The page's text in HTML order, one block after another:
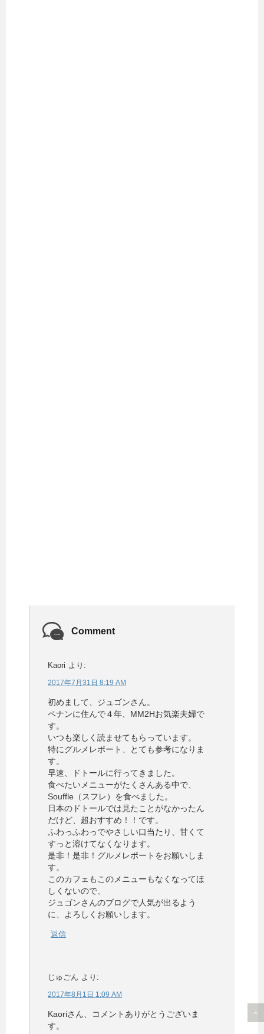
Comment
Kaori より:
2017年7月31日 8:19 AM
初めまして、ジュゴンさん。
ペナンに住んで４年、MM2Hお気楽夫婦で
す。
いつも楽しく読ませてもらっています。
特にグルメレポート、とても参考になりま
す。
早速、ドトールに行ってきました。
食べたいメニューがたくさんある中で、
Souffle（スフレ）を食べました。
日本のドトールでは見たことがなかったん
だけど、超おすすめ！！です。
ふわっふわっでやさしい口当たり、甘くて
すっと溶けてなくなります。
是非！是非！グルメレポートをお願いしま
す。
このカフェもこのメニューもなくなってほ
しくないので、
ジュゴンさんのブログで人気が出るよう
に、よろしくお願いします。
返信
じゅごん より:
2017年8月1日 1:09 AM
Kaoriさん、コメントありがとうございま
す。